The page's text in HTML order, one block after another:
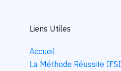
Liens Utiles
Accueil
La Méthode Réussite IFSI